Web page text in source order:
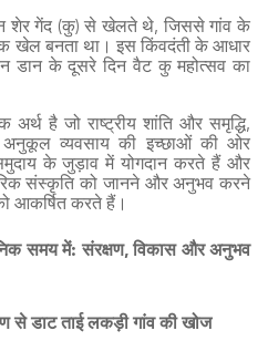
शेर गेंद (कु) से खेलते थे, जिससे गांव के
खेल बनता था। इस किंवदंती के आधार
डान के दूसरे दिन वैट कु महोत्सव का
है जो राष्ट्रीय शांति और समृद्धि,
व्यवसाय की इच्छाओं की ओर
के जुड़ाव में योगदान करते हैं और
संस्कृति को जानने और अनुभव करने
आकर्षित करते हैं।
समय में: संरक्षण, विकास और अनुभव
से डाट ताई लकड़ी गांव की खोज